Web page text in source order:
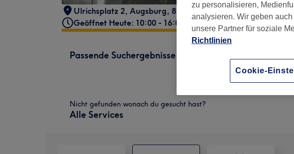
Ulrichsplatz 2, Augsburg, 86150
Geöffnet Heute: 10:00 - 16:00
Passende Suchergebnisse
1 Std. 30
Nicht gefunden wonach du gesucht hast?
Alle Services
zu personalisieren,
analysieren. Wir geben
unsere Partner für soziale
Richtlinien
Cookie-